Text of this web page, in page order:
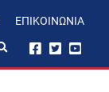
ΕΠΙΚΟΙΝΩΝΊΑ
p